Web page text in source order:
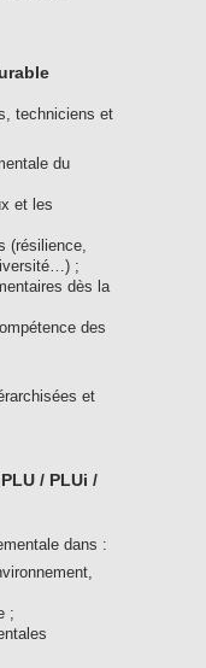
techniciens et
du
et les
(résilience,
;
dès la
des
et
/ PLUi /
dans :
;